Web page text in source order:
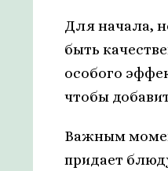
Для начала,
быть
особого
чтобы
Важным
придает